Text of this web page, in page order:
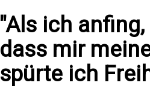
"Als ich
dass mir
spürte ich